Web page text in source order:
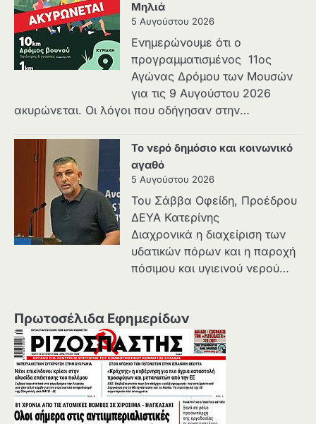
Μηλιά
5 Αυγούστου 2026
Ενημερώνουμε ότι ο
προγραμματισμένος 11ος
Αγώνας Δρόμου των Μουσών
για τις 9 Αυγούστου 2026
ακυρώνεται. Οι λόγοι που οδήγησαν στην…
Το νερό δημόσιο και κοινωνικό
αγαθό
5 Αυγούστου 2026
Του Σάββα Οφείδη, Προέδρου
ΔΕΥΑ Κατερίνης
Διαχρονικά η διαχείριση των
υδατικών πόρων και η παροχή
πόσιμου και υγιεινού νερού…
Πρωτοσέλιδα Εφημερίδων